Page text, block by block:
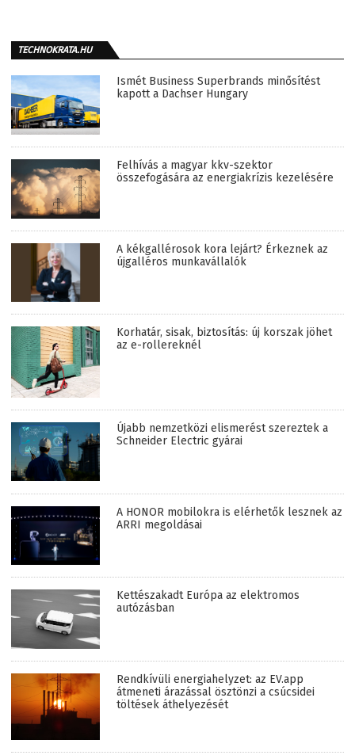
TECHNOKRATA.HU
Ismét Business Superbrands minősítést
kapott a Dachser Hungary
Felhívás a magyar kkv-szektor
összefogására az energiakrízis kezelésére
A kékgallérosok kora lejárt? Érkeznek az
újgalléros munkavállalók
Korhatár, sisak, biztosítás: új korszak jöhet
az e-rollereknél
Újabb nemzetközi elismerést szereztek a
Schneider Electric gyárai
A HONOR mobilokra is elérhetők lesznek az
ARRI megoldásai
Kettészakadt Európa az elektromos
autózásban
Rendkívüli energiahelyzet: az EV.app
átmeneti árazással ösztönzi a csúcsidei
töltések áthelyezését